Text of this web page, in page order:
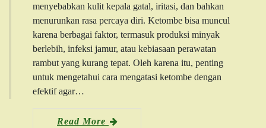
menyebabkan kulit kepala gatal, iritasi, dan bahkan
menurunkan rasa percaya diri. Ketombe bisa muncul
karena berbagai faktor, termasuk produksi minyak
berlebih, infeksi jamur, atau kebiasaan perawatan
rambut yang kurang tepat. Oleh karena itu, penting
untuk mengetahui cara mengatasi ketombe dengan
efektif agar…
Read More